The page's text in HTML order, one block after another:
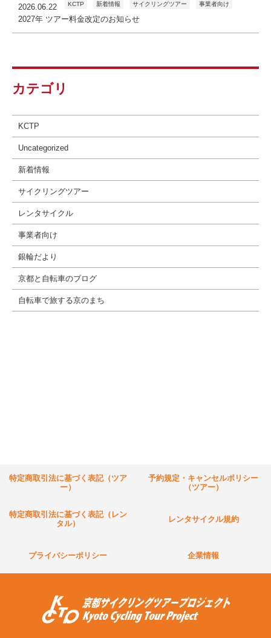
2026.06.22 KCTP 新着情報 サイクリングツアー 事業者向け
2027年 ツアー料金改定のお知らせ
カテゴリ
KCTP
Uncategorized
新着情報
サイクリングツアー
レンタサイクル
事業者向け
銀輪だより
京都と自転車のブログ
自転車で旅する京のまち
特定商取引法に基づく表記（ツア
ー）
予約規定・キャンセルポリシー
（ツアー）
特定商取引法に基づく表記（レン
タル）
レンタサイクル規約
プライバシーポリシー 企業情報